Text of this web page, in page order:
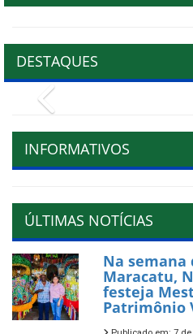
DESTAQUES
INFORMATIVOS
ÚLTIMAS NOTÍCIAS
Na semana
Maracatu,
festeja
Patrimônio